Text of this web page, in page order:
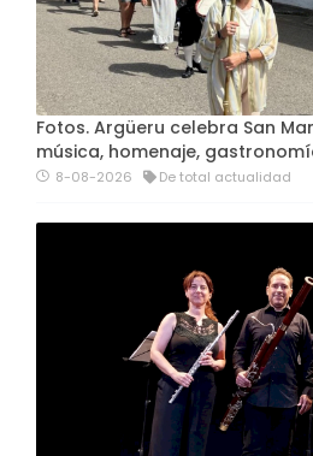
Fotos. Argüeru celebra San
música, homenaje,
8-08-2026 De total actualidad